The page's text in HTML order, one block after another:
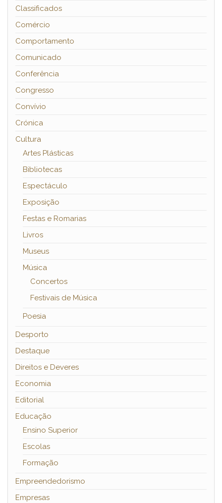
Classificados
Comércio
Comportamento
Comunicado
Conferência
Congresso
Convívio
Crónica
Cultura
Artes Plásticas
Bibliotecas
Espectáculo
Exposição
Festas e Romarias
Livros
Museus
Música
Concertos
Festivais de Música
Poesia
Desporto
Destaque
Direitos e Deveres
Economia
Editorial
Educação
Ensino Superior
Escolas
Formação
Empreendedorismo
Empresas